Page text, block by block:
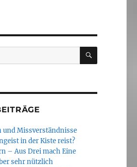
SUCHEN
und Missverständnisse
in der Kiste reist?
– Aus Drei mach Eine
sehr nützlich